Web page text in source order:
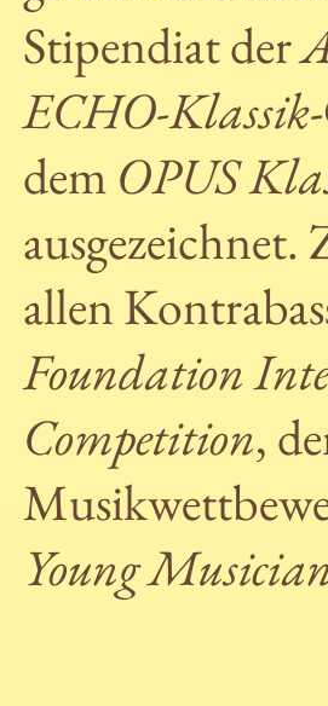
Stipendiat der
ECHO-Klassik
dem OPUS
ausgezeichnet.
allen
Foundation
Competition,
Young